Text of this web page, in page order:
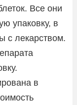
Все они
упаковку, в
с лекарством.
в